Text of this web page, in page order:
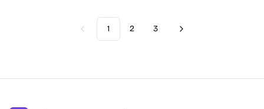
Previous
1 2 3 Next